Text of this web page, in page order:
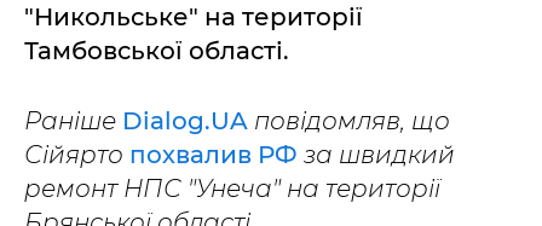
"Никольське" на території
Тамбовської області.
Раніше Dialog.UA повідомляв, що
Сійярто похвалив РФ за швидкий
ремонт НПС "Унеча" на території